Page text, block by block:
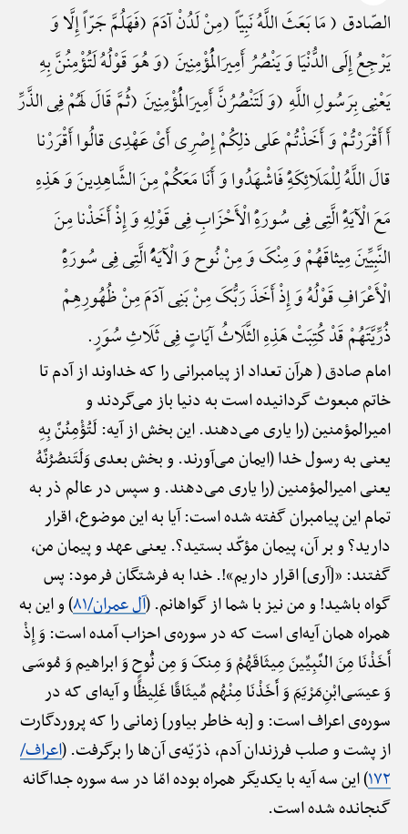
الصّادق ( مَا بَعَثَ اللَّهُ نَبِیّاً (مِنْ لَدُنْ آدَمَ (فَهَلُمَّ جَرّاً إِلَّا وَ
یَرْجِعُ إِلَی الدُّنْیَا وَ یَنْصُرُ أَمِیرَالْمُؤْمِنِینَ (وَ هُوَ قَوْلُهُ لَتُؤْمِنُنَّ بِهِ
یَعْنِی بِرَسُولِ اللَّهِ (وَ لَتَنْصُرُنَّ أَمِیرَالْمُؤْمِنِینَ (ثُمَّ قَالَ لَهُمْ فِی الذَّرِّ
أَ أَقْرَرْتُمْ وَ أَخَذْتُمْ عَلی ذلِکُمْ إِصْرِی أَیْ عَهْدِی قالُوا أَقْرَرْنا
قالَ اللَّهُ لِلْمَلَائِکَهًِْ فَاشْهَدُوا وَ أَنَا مَعَکُمْ مِنَ الشَّاهِدِینَ وَ هَذِهِ
مَعَ الْآیَهًِْ الَّتِی فِی سُورَهًِْ الْأَحْزَابِ فِی قَوْلِهِ وَ إِذْ أَخَذْنا مِنَ
النَّبِیِّینَ مِیثاقَهُمْ وَ مِنْکَ وَ مِنْ نُوح وَ الْآیَهًُْ الَّتِی فِی سُورَهًِْ
الْأَعْرَافِ قَوْلُهُ وَ إِذْ أَخَذَ رَبُّکَ مِنْ بَنِی آدَمَ مِنْ ظُهُورِهِمْ
ذُرِّیَّتَهُمْ قَدْ کُتِبَتْ هَذِهِ الثَّلَاثُ آیَاتٍ فِی ثَلَاثِ سُوَرٍ.
امام صادق ( هرآن تعداد از پیامبرانی را که خداوند از آدم تا
خاتم مبعوث گردانیده است به دنیا باز می‌گردند و
امیرالمؤمنین (را یاری می‌دهند. این بخش از آیه: لَتُؤْمِنُنَّ بِهِ
یعنی به رسول خدا (ایمان می‌آورند. و بخش بعدی وَلَتَنصُرُنَّهُ
یعنی امیرالمؤمنین (را یاری می‌دهند. و سپس در عالم ذر به
تمام این پیامبران گفته شده است: آیا به این موضوع، اقرار
دارید؟ و بر آن، پیمان مؤکّد بستید؟. یعنی عهد و پیمان من،
گفتند: «[آری] اقرار داریم»!. خدا به فرشتگان فرمود: پس
گواه باشید! و من نیز با شما از گواهانم. (آل عمران/۸۱ ) و این به
همراه همان آیه‌ای است که در سوره‌ی احزاب آمده است: وَ إِذْ
أَخَذْنَا مِنَ النَّبِیِّینَ مِیثَاقَهُمْ وَ مِنکَ وَ مِن نُّوحٍ وَ ابراهیم وَ مُوسَی
وَ عیسَی‌ابْنِ‌مَرْیَمَ وَ أَخَذْنَا مِنْهُم مِّیثَاقًا غَلِیظًا و آیه‌ای که در
سوره‌ی اعراف است: و [به خاطر بیاور] زمانی را که پروردگارت
از پشت و صلب فرزندان آدم، ذرّیّه‌ی آن‌ها را برگرفت. (اعراف/
۱۷۲) این سه آیه با یکدیگر همراه بوده امّا در سه سوره جداگانه
گنجانده شده است.